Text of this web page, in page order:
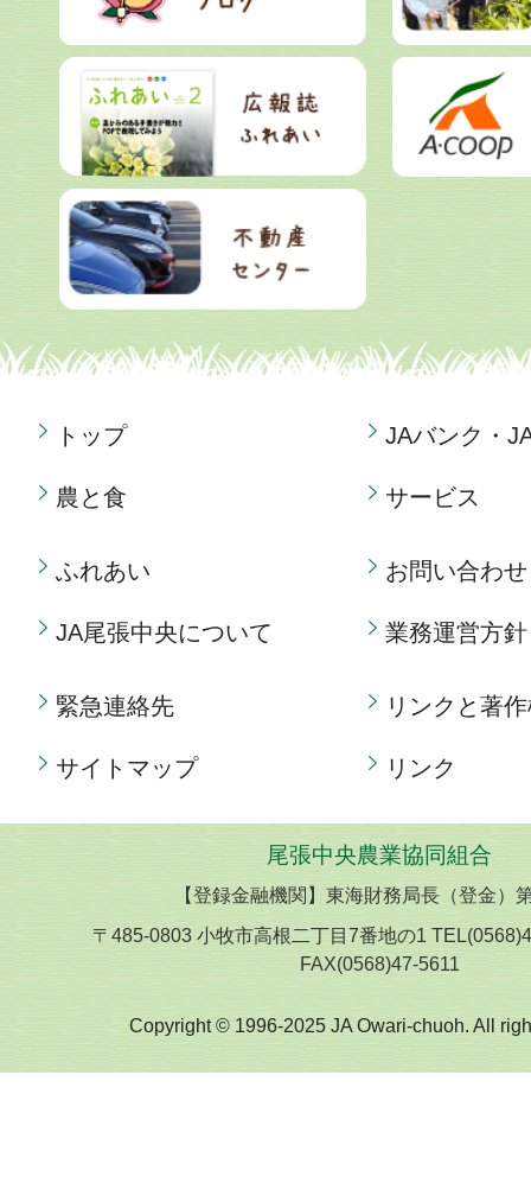
トップ
農と食
JAバンク・
サービス
ふれあい
JA尾張中央について
お問い合わせ
業務運営方針
緊急連絡先
サイトマップ
リンクと著
リンク
尾張中央農業協同組合
【登録金融機関】東海財務局長（登金）
〒485-0803 小牧市高根二丁目7番地の1
FAX(0568)47-5611
Copyright © 1996-2025 JA Owari-chuoh. All